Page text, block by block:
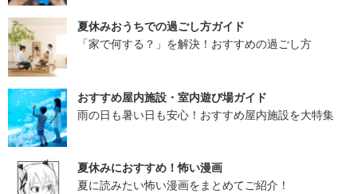
夏休みおうちでの過ごし方ガイド
「家で何する？」を解決！おすすめの過ごし方
おすすめ屋内施設・室内遊び場ガイド
雨の日も暑い日も安心！おすすめ屋内施設を大特集
夏休みにおすすめ！怖い漫画
夏に読みたい怖い漫画をまとめてご紹介！